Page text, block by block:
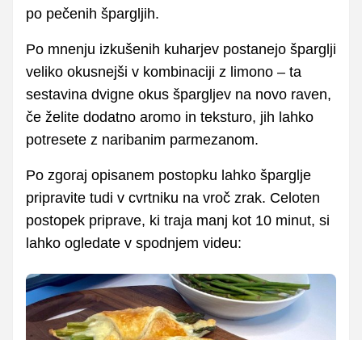
po pečenih špargljih.
Po mnenju izkušenih kuharjev postanejo šparglji
veliko okusnejši v kombinaciji z limono – ta
sestavina dvigne okus špargljev na novo raven,
če želite dodatno aromo in teksturo, jih lahko
potresete z naribanim parmezanom.
Po zgoraj opisanem postopku lahko šparglje
pripravite tudi v cvrtniku na vroč zrak. Celoten
postopek priprave, ki traja manj kot 10 minut, si
lahko ogledate v spodnjem videu: